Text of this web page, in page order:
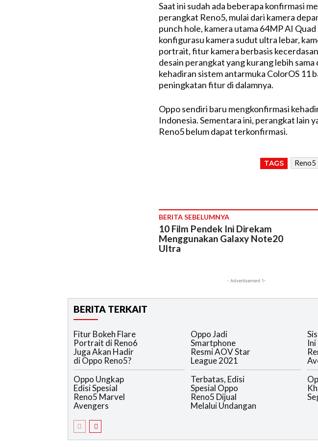
Saat ini sudah ada beberapa konfirmasi
perangkat Reno5, mulai dari kamera
punch hole, kamera utama 64MP AI
konfigurasu kamera sudut ultra lebar,
portrait, fitur kamera berbasis
desain perangkat yang kurang lebih sama
kehadiran sistem antarmuka ColorOS 11
peningkatan fitur di dalamnya.
Oppo sendiri baru mengkonfirmasi
Indonesia. Sementara ini, perangkat lain
Reno5 belum dapat terkonfirmasi.
TAGS Reno5
BERITA SEBELUMNYA
10 Film Pendek Ini Direkam
Menggunakan Galaxy Note20
Ultra
- Advertisement 1-
BERITA TERKAIT
Fitur Bokeh Flare
Portrait di Reno6
Juga Akan Hadir
di Oppo Reno5?
Oppo Jadi
Smartphone
Resmi AOV Star
League 2021
Oppo Ungkap
Edisi Spesial
Reno5 Marvel
Avengers
Terbatas, Edisi
Spesial Oppo
Reno5 Dijual
Melalui Undangan